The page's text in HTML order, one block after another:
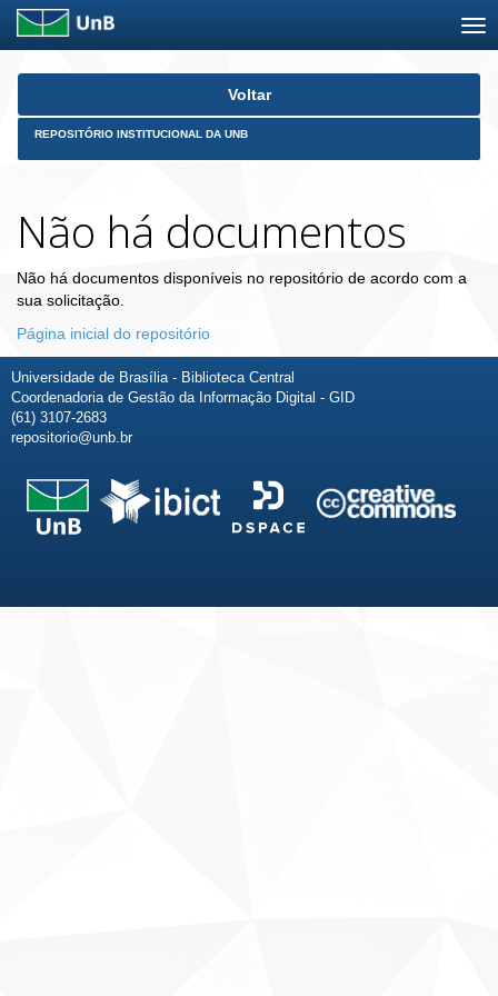
Skip
Voltar
REPOSITÓRIO INSTITUCIONAL DA UNB
Não há documentos
Não há documentos disponíveis no repositório de acordo com a
sua solicitação.
Página inicial do repositório
Universidade de Brasília - Biblioteca Central
Coordenadoria de Gestão da Informação Digital - GID
(61) 3107-2683
repositorio@unb.br